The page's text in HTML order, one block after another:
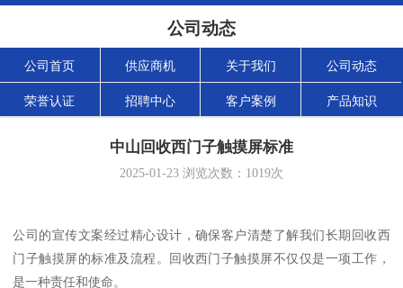
公司动态
公司首页 供应商机 关于我们 公司动态
荣誉认证 招聘中心 客户案例 产品知识
中山回收西门子触摸屏标准
2025-01-23 浏览次数： 1019次
公司的宣传文案经过精心设计，确保客户清楚了解我们长期回收西
门子触摸屏的标准及流程。回收西门子触摸屏不仅仅是一项工作，
是一种责任和使命。